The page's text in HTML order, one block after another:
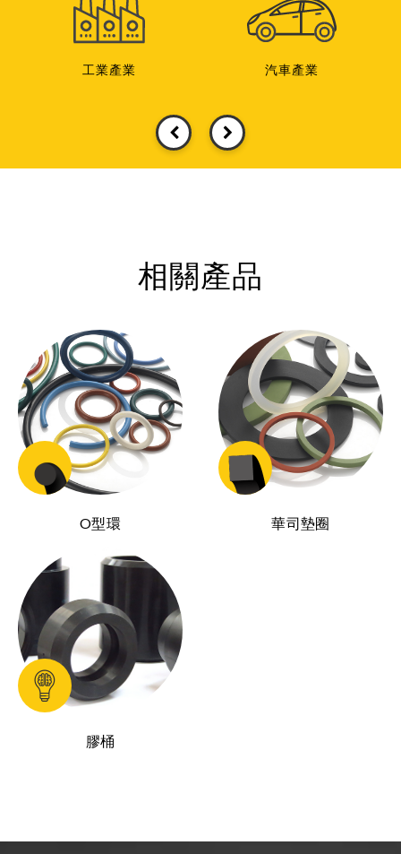
工業產業 汽車產業
相關產品
O型環 華司墊圈
膠桶